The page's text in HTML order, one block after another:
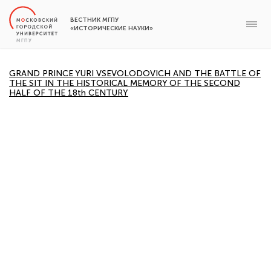
ВЕСТНИК МГПУ
«ИСТОРИЧЕСКИЕ НАУКИ»
GRAND PRINCE YURI VSEVOLODOVICH AND THE BATTLE OF
THE SIT IN THE HISTORICAL MEMORY OF THE SECOND
HALF OF THE 18th CENTURY